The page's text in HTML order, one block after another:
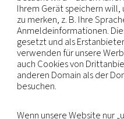
identifizieren Sie
jedoch ein
Recht auf
entscheiden, dass
zugelassen werden.
welches eine